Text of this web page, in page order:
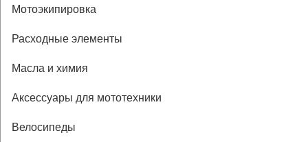
Мотоэкипировка
Расходные элементы
Масла и химия
Аксессуары для мототехники
Велосипеды